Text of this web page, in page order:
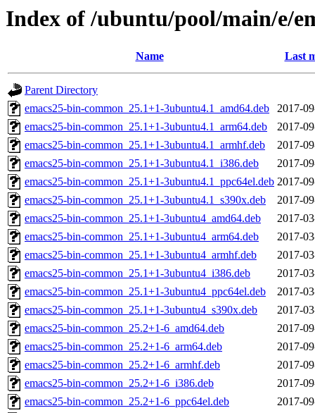
Index of /ubuntu/pool/main/e/
Name Last
Parent Directory
emacs25-bin-common_25.1+1-3ubuntu4.1_amd64.deb
2017-
emacs25-bin-common_25.1+1-3ubuntu4.1_arm64.deb
2017-
emacs25-bin-common_25.1+1-3ubuntu4.1_armhf.deb
2017-
emacs25-bin-common_25.1+1-3ubuntu4.1_i386.deb
2017-
emacs25-bin-common_25.1+1-3ubuntu4.1_ppc64el.deb 2017-
emacs25-bin-common_25.1+1-3ubuntu4.1_s390x.deb
2017-
emacs25-bin-common_25.1+1-3ubuntu4_amd64.deb
2017-
emacs25-bin-common_25.1+1-3ubuntu4_arm64.deb
2017-
emacs25-bin-common_25.1+1-3ubuntu4_armhf.deb
2017-
emacs25-bin-common_25.1+1-3ubuntu4_i386.deb
2017-
emacs25-bin-common_25.1+1-3ubuntu4_ppc64el.deb
2017-
emacs25-bin-common_25.1+1-3ubuntu4_s390x.deb
2017-
emacs25-bin-common_25.2+1-6_amd64.deb
2017-
emacs25-bin-common_25.2+1-6_arm64.deb
2017-
emacs25-bin-common_25.2+1-6_armhf.deb
2017-
emacs25-bin-common_25.2+1-6_i386.deb
2017-
emacs25-bin-common_25.2+1-6_ppc64el.deb
2017-